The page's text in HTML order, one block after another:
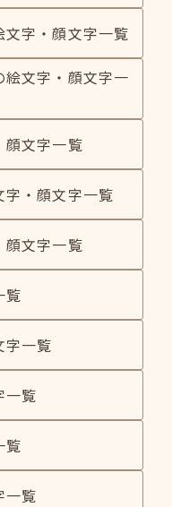
字・顔文字一覧
文字・顔文字一
顔文字一覧
・顔文字一覧
顔文字一覧
覧
字一覧
一覧
覧
一覧